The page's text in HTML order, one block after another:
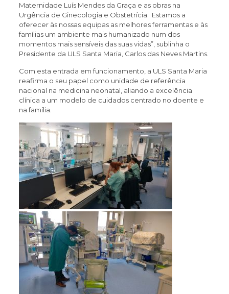
Maternidade Luís Mendes da Graça e as obras na
Urgência de Ginecologia e Obstetrícia. Estamos a
oferecer às nossas equipas as melhores ferramentas e às
famílias um ambiente mais humanizado num dos
momentos mais sensíveis das suas vidas”, sublinha o
Presidente da ULS Santa Maria, Carlos das Neves Martins.
Com esta entrada em funcionamento, a ULS Santa Maria
reafirma o seu papel como unidade de referência
nacional na medicina neonatal, aliando a excelência
clínica a um modelo de cuidados centrado no doente e
na família.